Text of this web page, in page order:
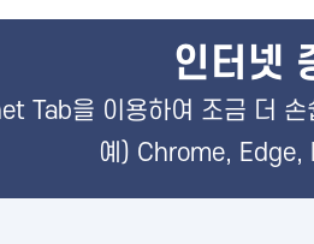
인터넷
Tab을 이용하여 조금 더
예) Chrome, Edge,